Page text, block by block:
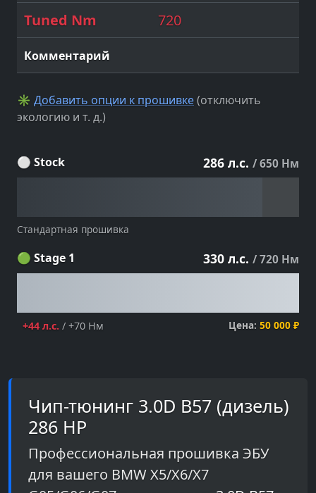
720
✳ Добавить опции к прошивке(отключить
экологию и т. д.)
⚪ Stock 286 л.с. / 650 Нм
Стандартная прошивка
🟢 Stage 1 330 л.с. / 720 Нм
+44 л.с. / +70 Нм Цена: 50 000 ₽
Чип-тюнинг 3.0D B57 (дизель)
286 HP
Профессиональная прошивка ЭБУ
для вашего BMW X5/X6/X7